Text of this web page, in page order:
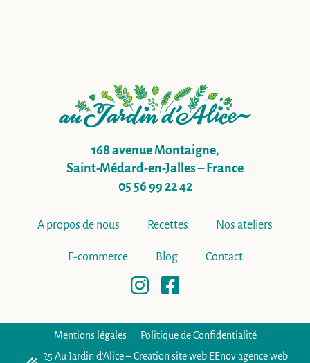
168 avenue Montaigne,
Saint-Médard-en-Jalles – France
05 56 99 22 42
A propos de nous Recettes Nos ateliers
E-commerce Blog Contact
Mentions légales
Politique de Confidentialité
© 2025 Au Jardin d’Alice – Creation site web EEnov agence web